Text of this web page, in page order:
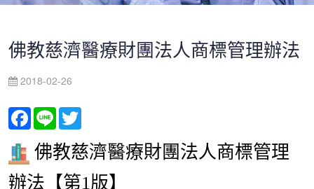
佛教慈濟醫療財團法人商標管理辦法
2018-02-26
Facebook
Line
佛教慈濟醫療財團法人商標管理
辦法 【第1版】